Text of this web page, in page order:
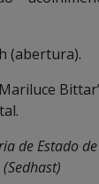
(abertura).
de Estado